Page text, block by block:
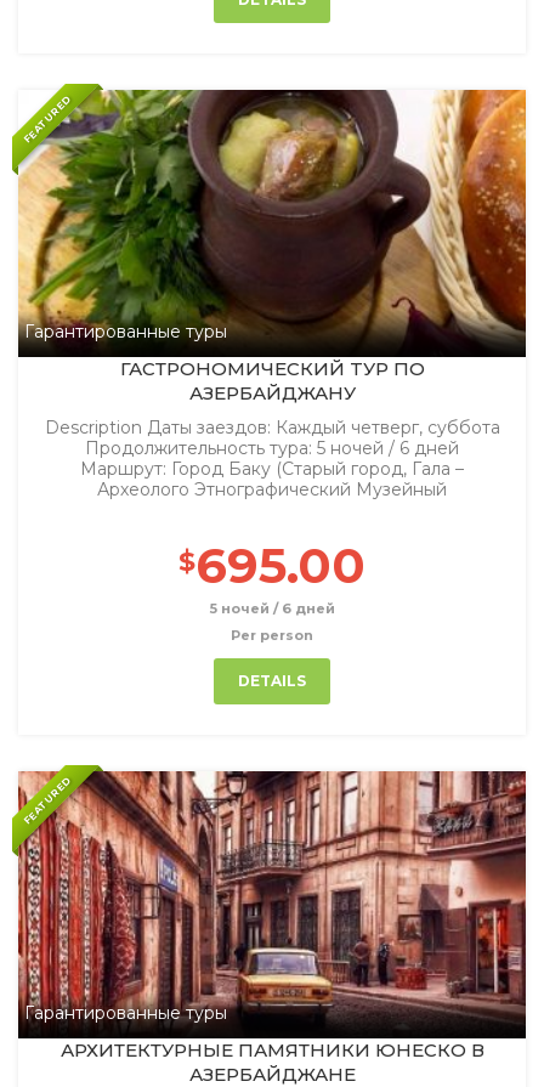
FEATURED
Гарантированные туры
ГАСТРОНОМИЧЕСКИЙ TУР ПО
АЗЕРБАЙДЖАНУ
Description Даты заездов: Каждый четверг, суббота
Продолжительность тура: 5 ночей / 6 дней
Маршрут: Город Баку (Старый город, Гала –
Археолого Этнографический Музейный
$695.00
5 ночей / 6 дней
Per person
DETAILS
FEATURED
Гарантированные туры
АРХИТЕКТУРНЫЕ ПАМЯТНИКИ ЮНЕСКО В
АЗЕРБАЙДЖАНЕ